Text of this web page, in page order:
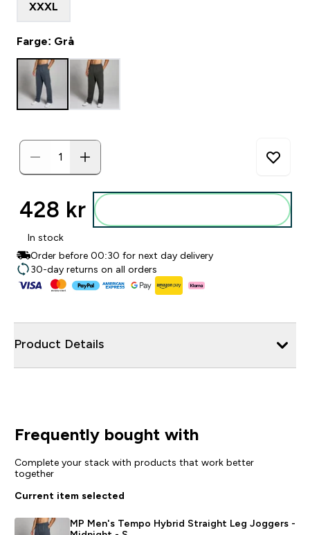
XXXL
Farge: Grå
428 kr‎
In stock
Order before 00:30 for next day delivery
30-day returns on all orders
Product Details
Frequently bought with
Complete your stack with products that work better
together
Current item selected
MP Men's Tempo Hybrid Straight Leg Joggers -